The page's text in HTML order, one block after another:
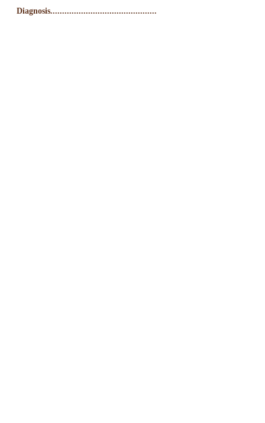
Diagnosis.............................................